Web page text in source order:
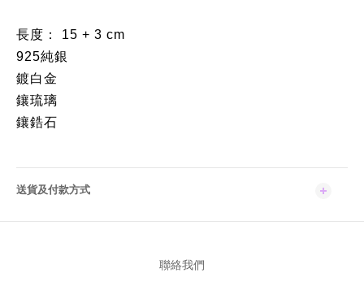
長度： 15 + 3 cm
925純銀
鍍白金
鑲琉璃
鑲鋯石
送貨及付款方式
聯絡我們